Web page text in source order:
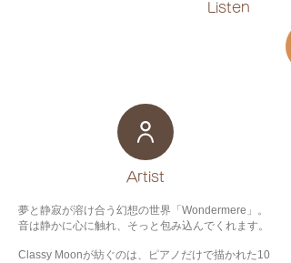
Listen​
​Artist
夢と静寂が溶け合う幻想の世界「Wondermere」。
音は静かに心に触れ、そっと包み込んでくれます。
Classy Moonが紡ぐのは、ピアノだけで描かれた10